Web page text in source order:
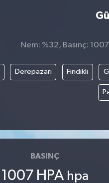
Nem: %32, Basınç:
Derepazarı Fındıklı
BASINÇ
1007 HPA hpa